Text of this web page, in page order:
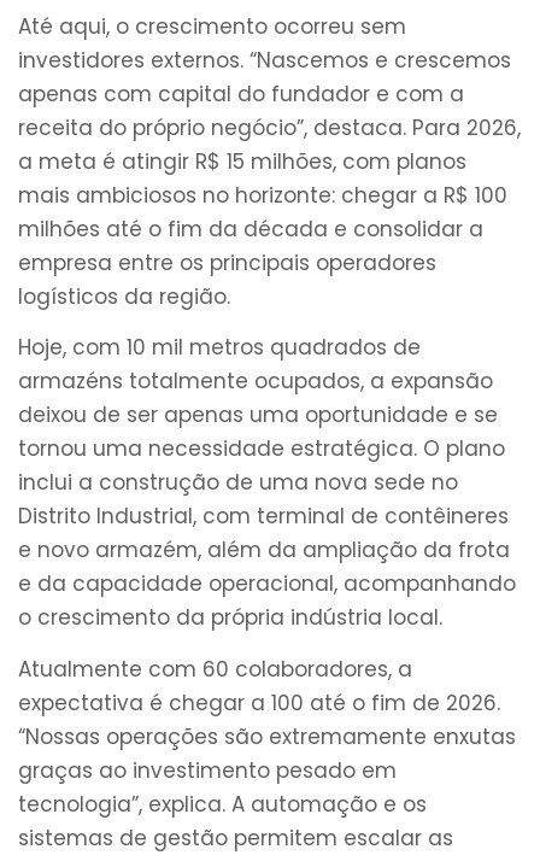
Até aqui, o crescimento ocorreu sem
investidores externos. “Nascemos e crescemos
apenas com capital do fundador e com a
receita do próprio negócio”, destaca. Para 2026,
a meta é atingir R$ 15 milhões, com planos
mais ambiciosos no horizonte: chegar a R$ 100
milhões até o fim da década e consolidar a
empresa entre os principais operadores
logísticos da região.
Hoje, com 10 mil metros quadrados de
armazéns totalmente ocupados, a expansão
deixou de ser apenas uma oportunidade e se
tornou uma necessidade estratégica. O plano
inclui a construção de uma nova sede no
Distrito Industrial, com terminal de contêineres
e novo armazém, além da ampliação da frota
e da capacidade operacional, acompanhando
o crescimento da própria indústria local.
Atualmente com 60 colaboradores, a
expectativa é chegar a 100 até o fim de 2026.
“Nossas operações são extremamente enxutas
graças ao investimento pesado em
tecnologia”, explica. A automação e os
sistemas de gestão permitem escalar as